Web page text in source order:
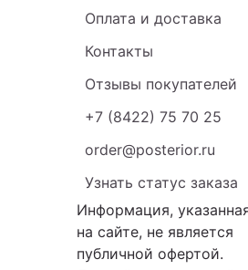
Оплата и доставка
Контакты
Отзывы покупателей
+7 (8422) 75 70 25
order@posterior.ru
Узнать статус заказа
Информация,
на сайте, не является
публичной офертой.